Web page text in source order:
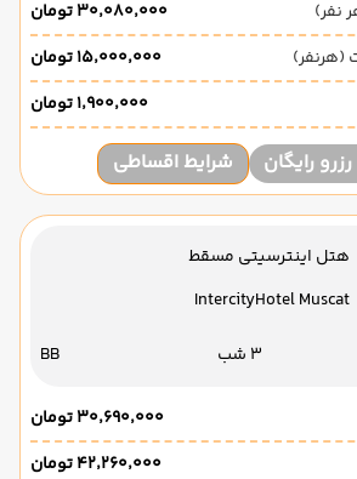
نفر)
۳۰٬۰۸۰٬۰۰۰ تومان
۱۵٬۰۰۰٬۰۰۰ تومان
۱٬۹۰۰٬۰۰۰ تومان
رایگان شرایط اقساطی
هتل اینترسیتی مسقط
IntercityHotel Muscat
3 شب BB
۳۰٬۶۹۰٬۰۰۰ تومان
۴۲٬۲۶۰٬۰۰۰ تومان